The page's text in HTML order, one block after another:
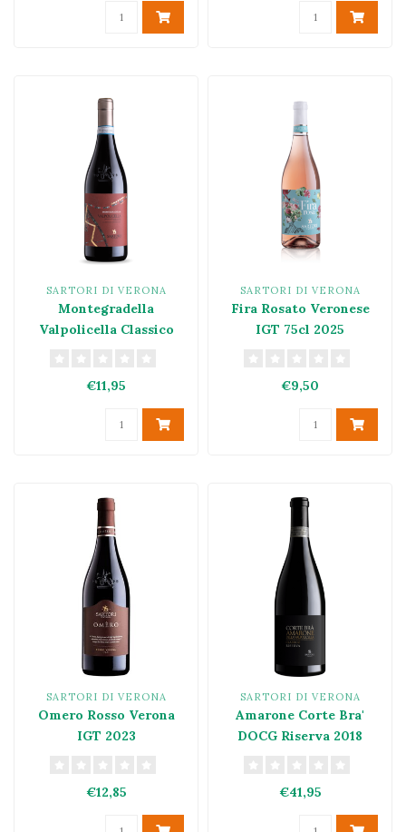
SARTORI DI VERONA
Montegradella
Valpolicella Classico
€11,95
SARTORI DI VERONA
Fira Rosato Veronese
IGT 75cl 2025
€9,50
SARTORI DI VERONA
Omero Rosso Verona
IGT 2023
€12,85
SARTORI DI VERONA
Amarone Corte Bra'
DOCG Riserva 2018
€41,95